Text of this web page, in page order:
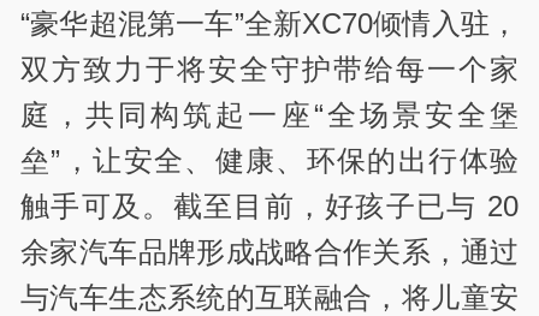
“豪华超混第一车”全新XC70倾情入驻，
双方致力于将安全守护带给每一个家
庭，共同构筑起一座“全场景安全堡
垒”，让安全、健康、环保的出行体验
触手可及。截至目前，好孩子已与 20
余家汽车品牌形成战略合作关系，通过
与汽车生态系统的互联融合，将儿童安